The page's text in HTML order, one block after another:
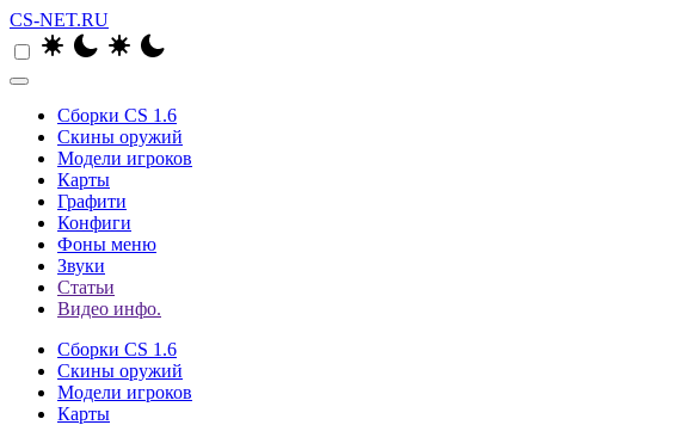
CS-NET.RU
Сборки CS 1.6
Скины оружий
Модели игроков
Карты
Графити
Конфиги
Фоны меню
Звуки
Статьи
Видео инфо.
Сборки CS 1.6
Скины оружий
Модели игроков
Карты